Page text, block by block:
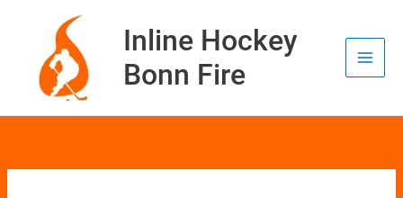
springen
Inline Hockey
Bonn Fire